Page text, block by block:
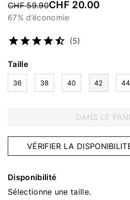
Price reduced from
CHF 59.90CHF 20.00
67% d’économie
(5)
Taille
36 38 40 42 44
DANS LE
VÉRIFIER LA
Disponibilité
Sélectionne une taille.